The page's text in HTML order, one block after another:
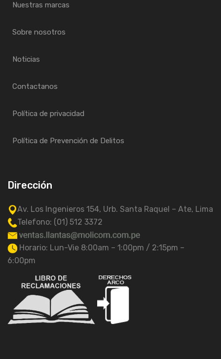
Nuestras marcas
Sobre nosotros
Noticias
Contactanos
Política de privacidad
Política de Prevención de Delitos
Dirección
Av. Los Ingenieros 154, Urb. Santa Raquel – Ate, Lima
Telefono: (01) 512 3372
Horario: Lun-Vie 8:00am – 1:00pm / 2:15pm –
6:00pm